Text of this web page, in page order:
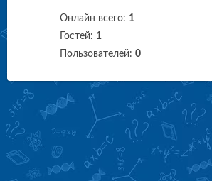
Онлайн всего: 1
Гостей: 1
Пользователей: 0